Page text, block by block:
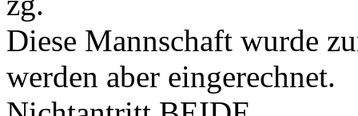
Diese Mannschaft wurde
werden aber eingerechnet.